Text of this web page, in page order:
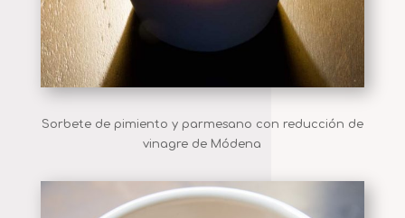
Sorbete de pimiento y parmesano con reducción de
vinagre de Módena